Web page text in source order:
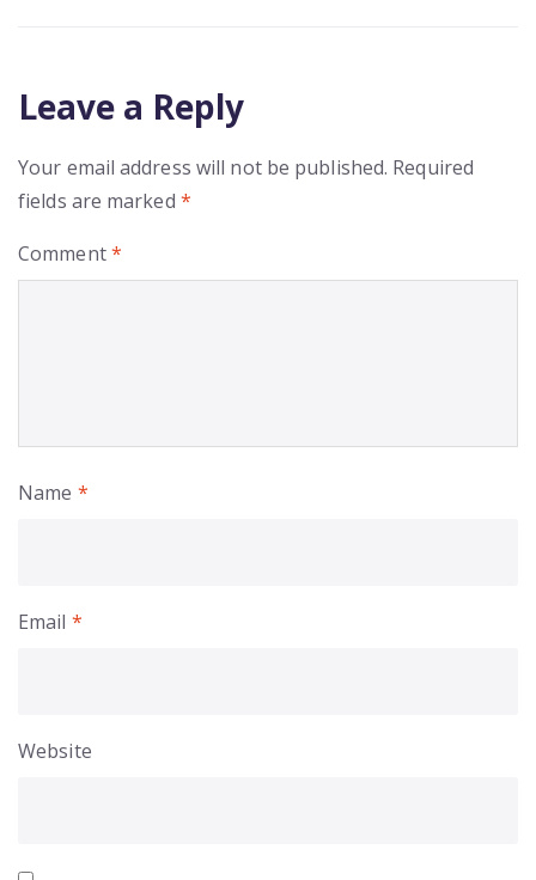
Leave a Reply
Your email address will not be published. Required
fields are marked *
Comment*
Name *
Email *
Website